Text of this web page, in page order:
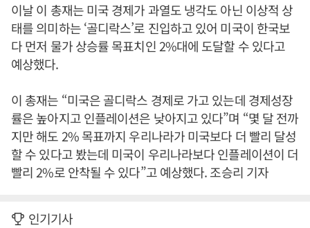
이날 이 총재는 미국 경제가 과열도 냉각도 아닌 이상적 상
태를 의미하는 ‘골디락스’로 진입하고 있어 미국이 한국보
다 먼저 물가 상승률 목표치인 2%대에 도달할 수 있다고
예상했다.
이 총재는 “미국은 골디락스 경제로 가고 있는데 경제성장
률은 높아지고 인플레이션은 낮아지고 있다”며 “몇 달 전까
지만 해도 2% 목표까지 우리나라가 미국보다 더 빨리 달성
할 수 있다고 봤는데 미국이 우리나라보다 인플레이션이 더
빨리 2%로 안착될 수 있다”고 예상했다. 조승리 기자
인기기사